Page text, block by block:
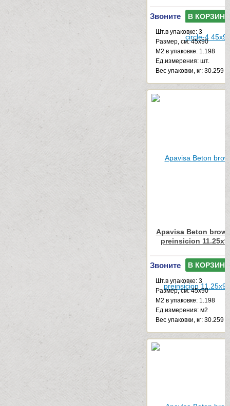
Звоните В КОРЗИНУ
Шт.в упаковке: 3
Размер, см: 45x90
М2 в упаковке: 1.198
Ед.измерения: шт.
Веc упаковки, кг: 30.259
Apavisa Beton
preinsicion
Звоните В КОРЗИНУ
Шт.в упаковке: 3
Размер, см: 45x90
М2 в упаковке: 1.198
Ед.измерения: м2
Веc упаковки, кг: 30.259